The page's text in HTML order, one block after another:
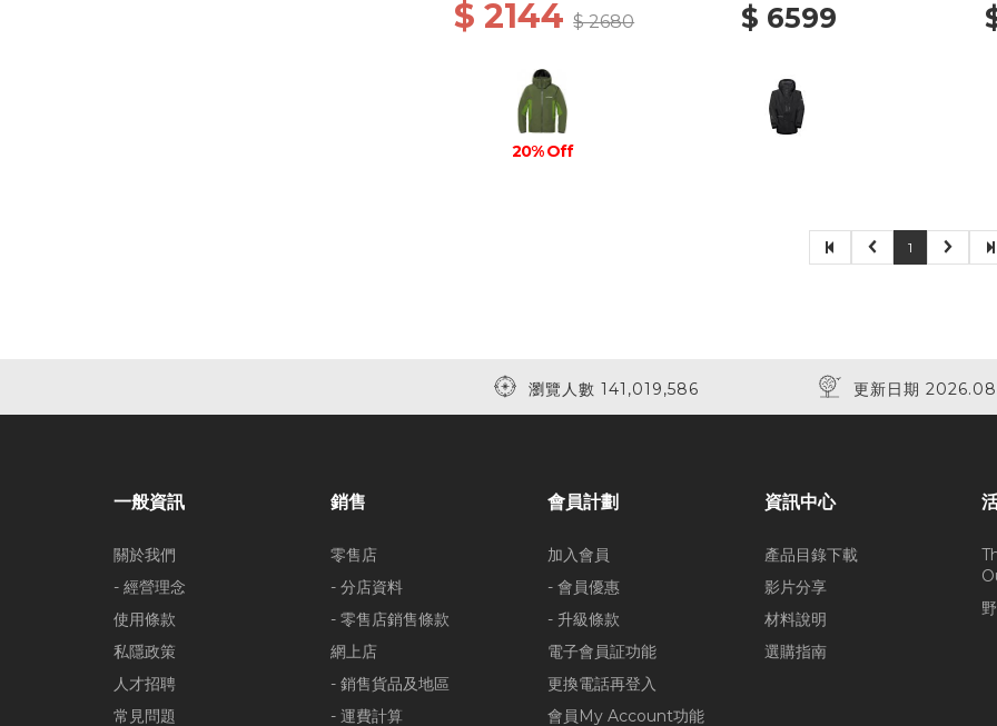
$ 2144$ 2680
20% Off
$ 6599
1
瀏覽人數 141,019,586 更新日期
一般資訊
關於我們
- 經營理念
使用條款
私隱政策
人才招聘
常見問題
銷售
零售店
- 分店資料
- 零售店銷售條款
網上店
- 銷售貨品及地區
- 運費計算
會員計劃
加入會員
- 會員優惠
- 升級條款
電子會員証功能
更換電話再登入
會員My Account功能
資訊中心
產品目錄下載
影片分享
材料說明
選購指南